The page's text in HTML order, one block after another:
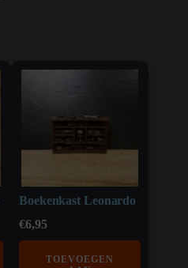
Boekenkast Leonardo
€6,95
TOEVOEGEN